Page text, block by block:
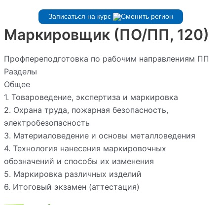
Записаться на курс
Маркировщик (ПО/ПП, 120)
Профпереподготовка по рабочим направлениям ПП
Разделы
Общее
1. Товароведение, экспертиза и маркировка
2. Охрана труда, пожарная безопасность,
электробезопасность
3. Материаловедение и основы металловедения
4. Технология нанесения маркировочных
обозначений и способы их изменения
5. Маркировка различных изделий
6. Итоговый экзамен (аттестация)